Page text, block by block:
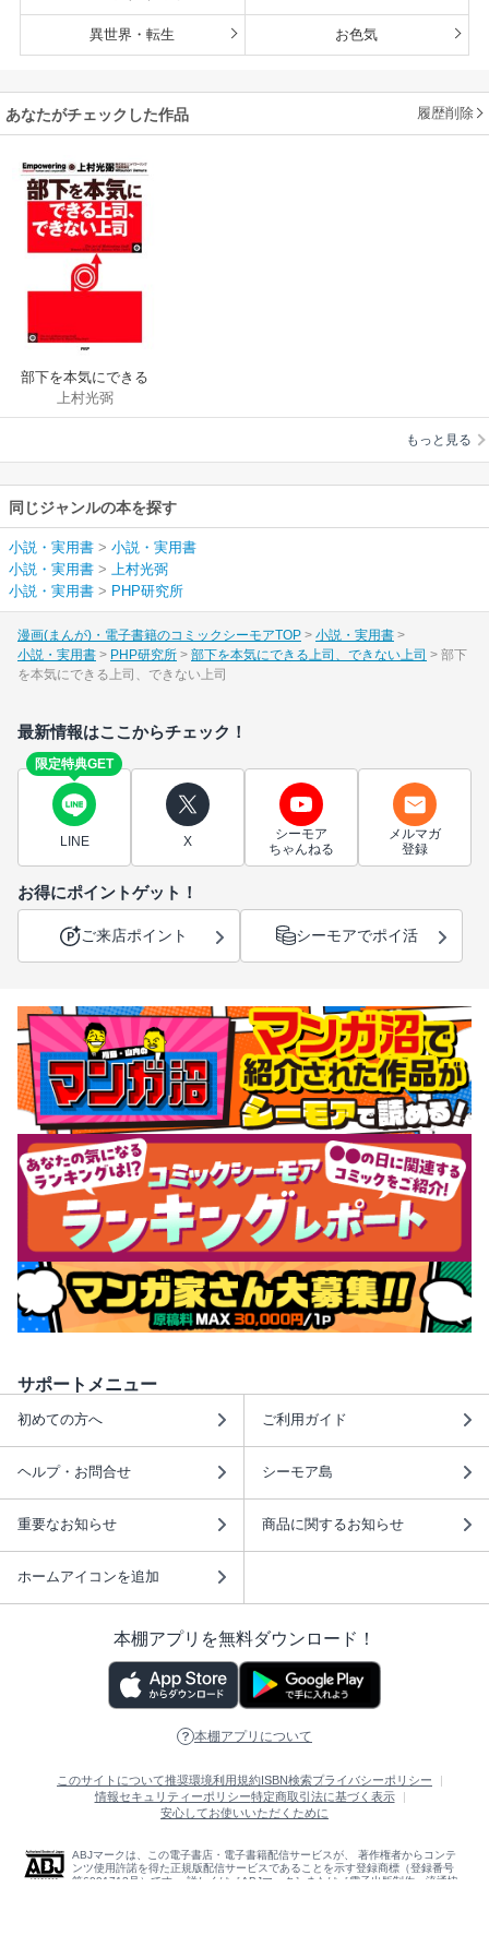
異世界・転生 お色気
あなたがチェックした作品 履歴削除
部下を本気にできる
上司、できない上司
上村光弼
もっと見る
同じジャンルの本を探す
小説・実用書 > 小説・実用書
小説・実用書 >
上村光弼
小説・実用書 > PHP研究所
漫画(まんが)・電子書籍のコミックシーモアTOP
小説・実用書
小説・実用書
PHP研究所 部下を本気にできる上司、できない上司
部下
を本気にできる上司、できない上司
最新情報はここからチェック！
限定特典GET
LINE X
シーモア
ちゃんねる
メルマガ
登録
お得にポイントゲット！
ご来店ポイント シーモアでポイ活
サポートメニュー
初めての方へ ご利用ガイド
ヘルプ・お問合せ シーモア島
重要なお知らせ 商品に関するお知らせ
ホームアイコンを追加
本棚アプリを無料ダウンロード！
本棚アプリについて
このサイトについて推奨環境利用規約ISBN検索プライバシーポリシー
情報セキュリティーポリシー特定商取引法に基づく表示
安心してお使いいただくために
ABJマークは、この電子書店・電子書籍配信サービスが、 著作権者からコンテ
ンツ使用許諾を得た正規版配信サービスであることを示す登録商標（登録番号
第6091713号）です。 詳しくは［ABJマーク］または［電子出版制作・流通協